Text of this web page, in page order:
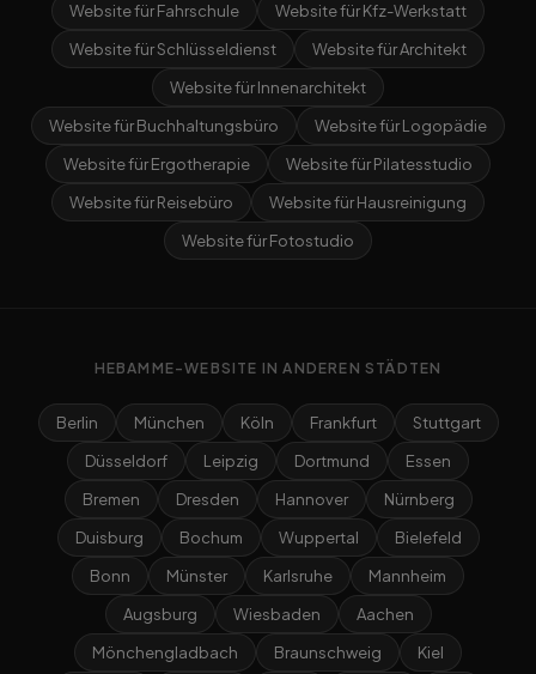
Website für Fahrschule
Website für Kfz-Werkstatt
Website für Schlüsseldienst
Website für Architekt
Website für Innenarchitekt
Website für Buchhaltungsbüro
Website für Logopädie
Website für Ergotherapie
Website für Pilatesstudio
Website für Reisebüro
Website für Hausreinigung
Website für Fotostudio
HEBAMME-WEBSITE IN ANDEREN STÄDTEN
Berlin München Köln Frankfurt
Stuttgart
Düsseldorf
Leipzig Dortmund
Essen
Bremen
Dresden Hannover
Nürnberg
Duisburg
Bochum Wuppertal
Bielefeld
Bonn
Münster Karlsruhe
Mannheim
Augsburg
Wiesbaden
Aachen
Mönchengladbach
Braunschweig Kiel